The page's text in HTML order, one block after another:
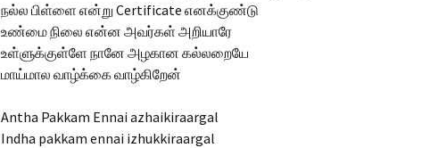
நல்ல பிள்ளை என்று Certificate எனக்குண்டு
உண்மை நிலை என்ன அவர்கள் அறியாரே
உள்ளுக்குள்ளே நானே அழகான கல்லறையே
மாய்மால வாழ்க்கை வாழ்கிறேன்
Antha Pakkam Ennai azhaikiraargal
Indha pakkam ennai izhukkiraargal